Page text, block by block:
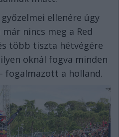
ellenére úgy
nincs meg a Red
több tiszta hétvégére
oknál fogva minden
fogalmazott a holland.